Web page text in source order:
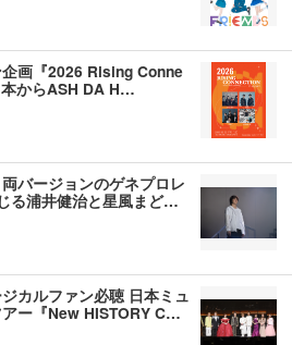
画『2026 Rising Conne
からASH DA H…
バージョンのゲネプロレ
る浦井健治と星風まど…
カルファン必聴 日本ミュ
ー『New HISTORY C…